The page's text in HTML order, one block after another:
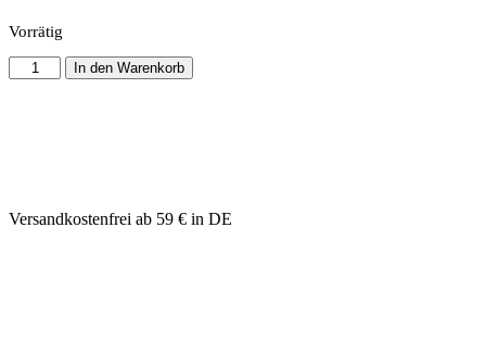
Vorrätig
In den Warenkorb
Versandkostenfrei ab 59 € in DE